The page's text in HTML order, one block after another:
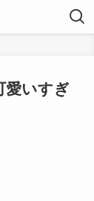
愛いすぎ